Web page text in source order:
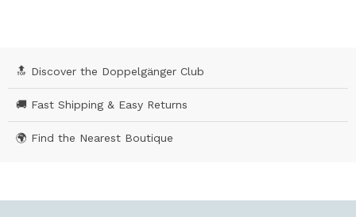
🔝 Discover the Doppelgänger Club
🚚 Fast Shipping & Easy Returns
🌍 Find the Nearest Boutique